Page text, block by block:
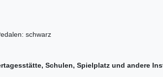
schwarz
Schulen, Spielplatz und andere